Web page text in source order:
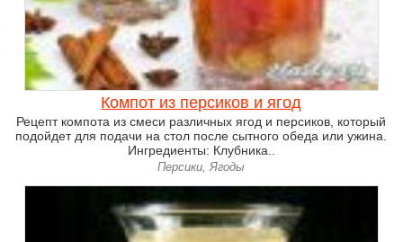
Компот из персиков и ягод
Рецепт компота из смеси различных ягод и персиков, который
подойдет для подачи на стол после сытного обеда или ужина.
Ингредиенты: Клубника..
Персики, Ягоды